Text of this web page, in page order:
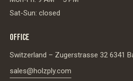
Sat-Sun: closed
OFFICE
Switzerland – Zugerstrasse 32 6341
sales@holzply.com